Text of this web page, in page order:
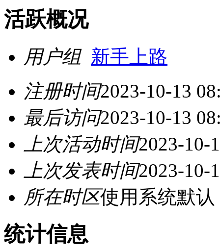
活跃概况
用户组 新手上路
注册时间2023-10-13
最后访问2023-10-13
上次活动时间2023-10-
上次发表时间2023-10-
所在时区使用系统默认
统计信息